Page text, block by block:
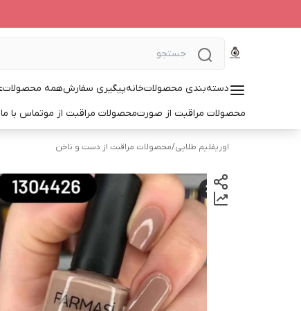
دسته‌بندی محصولاتخانهپیگیری سفارشهمه محصولات
محصولات مراقبت از صورتمحصولات مراقبت از موتماس با ما
اوریفلیم طلایی/محصولات مراقبت از دست و ناخن